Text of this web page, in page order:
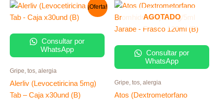
¡Oferta!
Consultar por
WhatsApp
Gripe, tos, alergia
Alerliv (Levocetiricina 5mg)
Tab – Caja x30und (B)
El
precio
original
El
actual
AGOTADO
Consultar por
WhatsApp
Gripe, tos, alergia
Atos (Dextrometorfano